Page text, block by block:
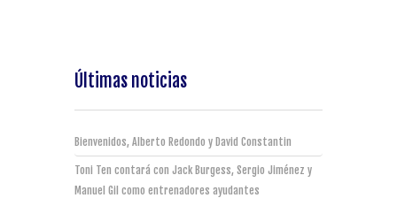
Últimas noticias
Bienvenidos, Alberto Redondo y David Constantin
Toni Ten contará con Jack Burgess, Sergio Jiménez y
Manuel Gil como entrenadores ayudantes